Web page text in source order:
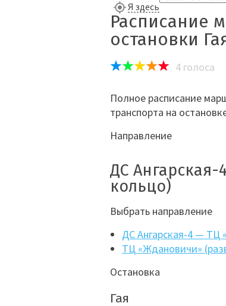
Я здесь
Расписание
остановки
4 голоса
Полное расписание
транспорта на
Направление
ДС
кольцо)
Выбрать направление
ДС Ангарская-4 — ТЦ
ТЦ «Ждановичи»
Остановка
Гая